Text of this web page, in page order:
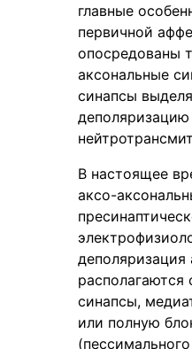
главные
первичной
опосредованы
аксональные
синапсы
В настоящее
аксо-
деполяризация
синапсы,
или полную